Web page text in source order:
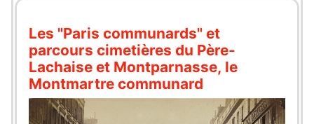
Les "Paris communards" et
parcours cimetières du Père-
Lachaise et Montparnasse, le
Montmartre communard